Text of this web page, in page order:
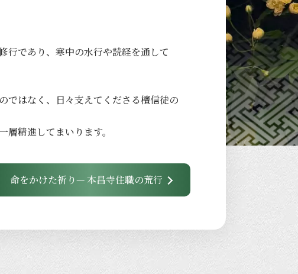
行であり、 寒中の水行や読経を通して
ではなく、 日々支えてくださる檀信徒の
層精進してまいります。
命をかけた祈り— 本昌寺住職の荒行